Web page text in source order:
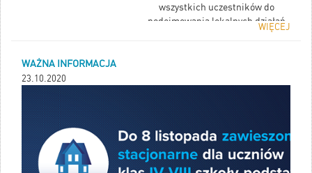
wszystkich uczestników do
podejmowania lokalnych działań
proekologicznych dotyczących
WIĘCEJ
WAŻNA INFORMACJA
23.10.2020